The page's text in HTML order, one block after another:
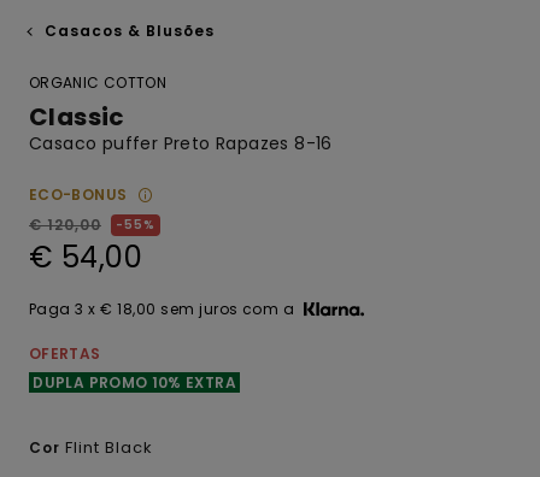
Casacos & Blusões
ORGANIC COTTON
Classic
Casaco puffer Preto Rapazes 8-16
ECO-BONUS
€ 120,00
55%
€ 54,00
Paga 3 x € 18,00 sem juros com a
OFERTAS
DUPLA PROMO 10% EXTRA
Cor Flint Black